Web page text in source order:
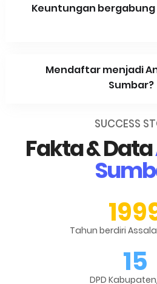
Keuntungan bergabung
Mendaftar menjadi
Sumbar?
SUCCESS
Fakta & Data
Tahun berdiri
15
DPD